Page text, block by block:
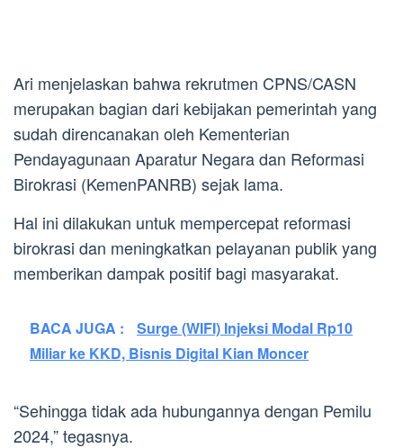
Ari menjelaskan bahwa rekrutmen CPNS/CASN
merupakan bagian dari kebijakan pemerintah yang
sudah direncanakan oleh Kementerian
Pendayagunaan Aparatur Negara dan Reformasi
Birokrasi (KemenPANRB) sejak lama.
Hal ini dilakukan untuk mempercepat reformasi
birokrasi dan meningkatkan pelayanan publik yang
memberikan dampak positif bagi masyarakat.
BACA JUGA :
Surge (WIFI) Injeksi Modal Rp10
Miliar ke KKD, Bisnis Digital Kian Moncer
“Sehingga tidak ada hubungannya dengan Pemilu
2024,” tegasnya.